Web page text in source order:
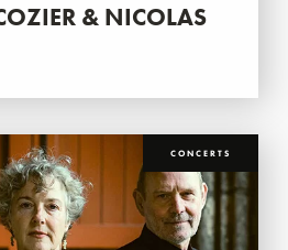
& NICOLAS
CONCERTS